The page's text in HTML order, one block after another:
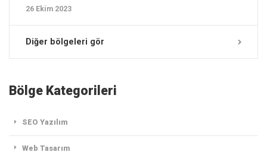
26 Ekim 2023
Diğer bölgeleri gör
Bölge Kategorileri
SEO Yazılım
Web Tasarım